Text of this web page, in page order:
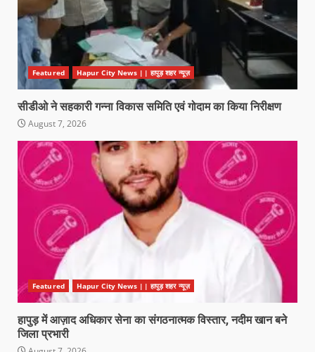
Featured Hapur City News || हापुड़ शहर न्यूज़
सीडीओ ने सहकारी गन्ना विकास समिति एवं गोदाम का किया निरीक्षण
August 7, 2026
Featured Hapur City News || हापुड़ शहर न्यूज़
हापुड़ में आज़ाद अधिकार सेना का संगठनात्मक विस्तार, नदीम खान बने
जिला प्रभारी